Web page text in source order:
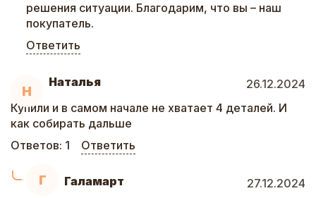
решения ситуации. Благодарим, что вы – наш
покупатель.
Ответить
Н
Наталья
26.12.2024
Купили и в самом начале не хватает 4 деталей. И
как собирать дальше
Ответов: 1 Ответить
Г Галамарт
27.12.2024